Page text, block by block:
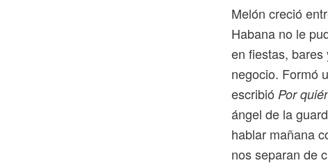
Melón creció
Habana no le
en fiestas,
negocio. Formó
escribióPor
ángel de la
hablar mañana
nos separan de